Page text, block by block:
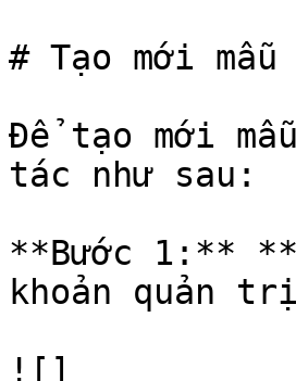
# Tạo mới
Để tạo mới
tác như sau:
**Bước 1:**
khoản quản
![]